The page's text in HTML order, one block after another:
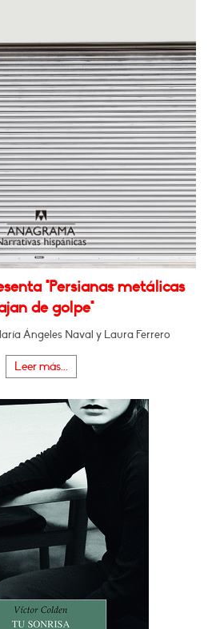
"Persianas metálicas
de golpe"
Ángeles Naval y Laura Ferrero
Leer más...